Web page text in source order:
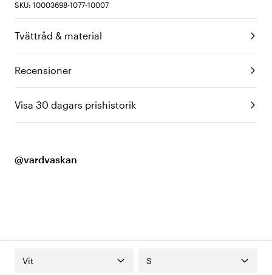
SKU: 10003698-1077-10007
Tvättråd & material
Recensioner
Visa 30 dagars prishistorik
@vardvaskan
Vit S